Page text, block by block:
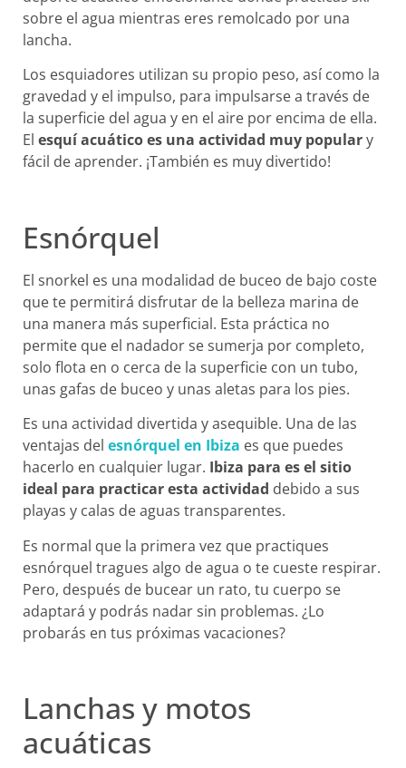
sobre el agua mientras eres remolcado por una
lancha.
Los esquiadores utilizan su propio peso, así como la
gravedad y el impulso, para impulsarse a través de
la superficie del agua y en el aire por encima de ella.
El esquí acuático es una actividad muy populary
fácil de aprender. ¡También es muy divertido!
Esnórquel
El snorkel es una modalidad de buceo de bajo coste
que te permitirá disfrutar de la belleza marina de
una manera más superficial. Esta práctica no
permite que el nadador se sumerja por completo,
solo flota en o cerca de la superficie con un tubo,
unas gafas de buceo y unas aletas para los pies.
Es una actividad divertida y asequible. Una de las
ventajas del esnórquel en Ibiza es que puedes
hacerlo en cualquier lugar. Ibiza para es el sitio
ideal para practicar esta actividad debido a sus
playas y calas de aguas transparentes.
Es normal que la primera vez que practiques
esnórquel tragues algo de agua o te cueste respirar.
Pero, después de bucear un rato, tu cuerpo se
adaptará y podrás nadar sin problemas. ¿Lo
probarás en tus próximas vacaciones?
Lanchas y motos
acuáticas